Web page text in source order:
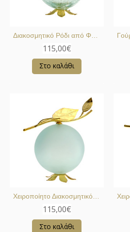
Διακοσμητικό Ρόδι από Φυσητό Κρύσταλλο
115,00€
Στο καλάθι
115,00€
Στο καλάθι